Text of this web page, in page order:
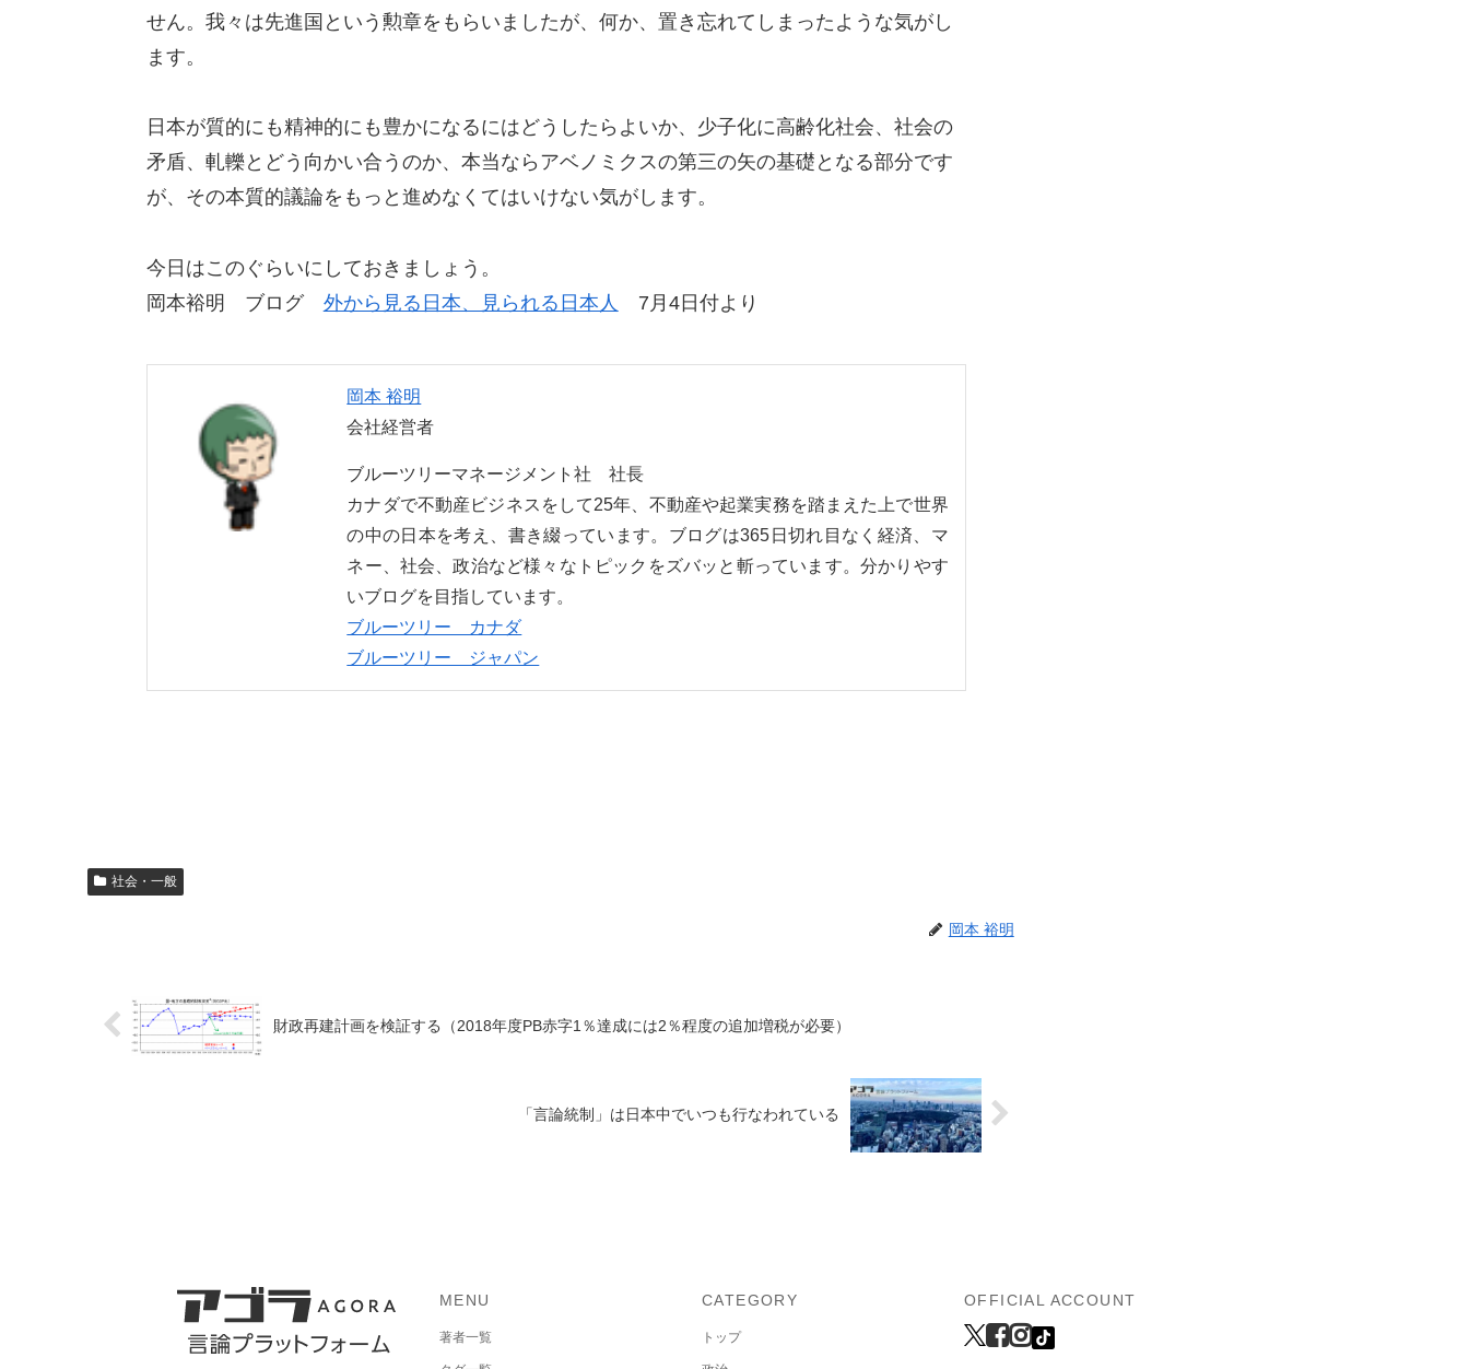
せん。我々は先進国という勲章をもらいましたが、何か、置き忘れてしまったような気がし
ます。
日本が質的にも精神的にも豊かになるにはどうしたらよいか、少子化に高齢化社会、社会の
矛盾、軋轢とどう向かい合うのか、本当ならアベノミクスの第三の矢の基礎となる部分です
が、その本質的議論をもっと進めなくてはいけない気がします。
今日はこのぐらいにしておきましょう。
岡本裕明 ブログ 外から見る日本、見られる日本人 7月4日付より
岡本 裕明
会社経営者
ブルーツリーマネージメント社 社長
カナダで不動産ビジネスをして25年、不動産や起業実務を踏まえた上で世界
の中の日本を考え、書き綴っています。ブログは365日切れ目なく経済、マ
ネー、社会、政治など様々なトピックをズバッと斬っています。分かりやす
いブログを目指しています。
ブルーツリー カナダ
ブルーツリー ジャパン
社会・一般
岡本 裕明
財政再建計画を検証する（2018年度PB赤字1％達成には2％程度の追加増税が必要）
「言論統制」は日本中でいつも行なわれている
MENU
著者一覧
CATEGORY
トップ
OFFICIAL ACCOUNT